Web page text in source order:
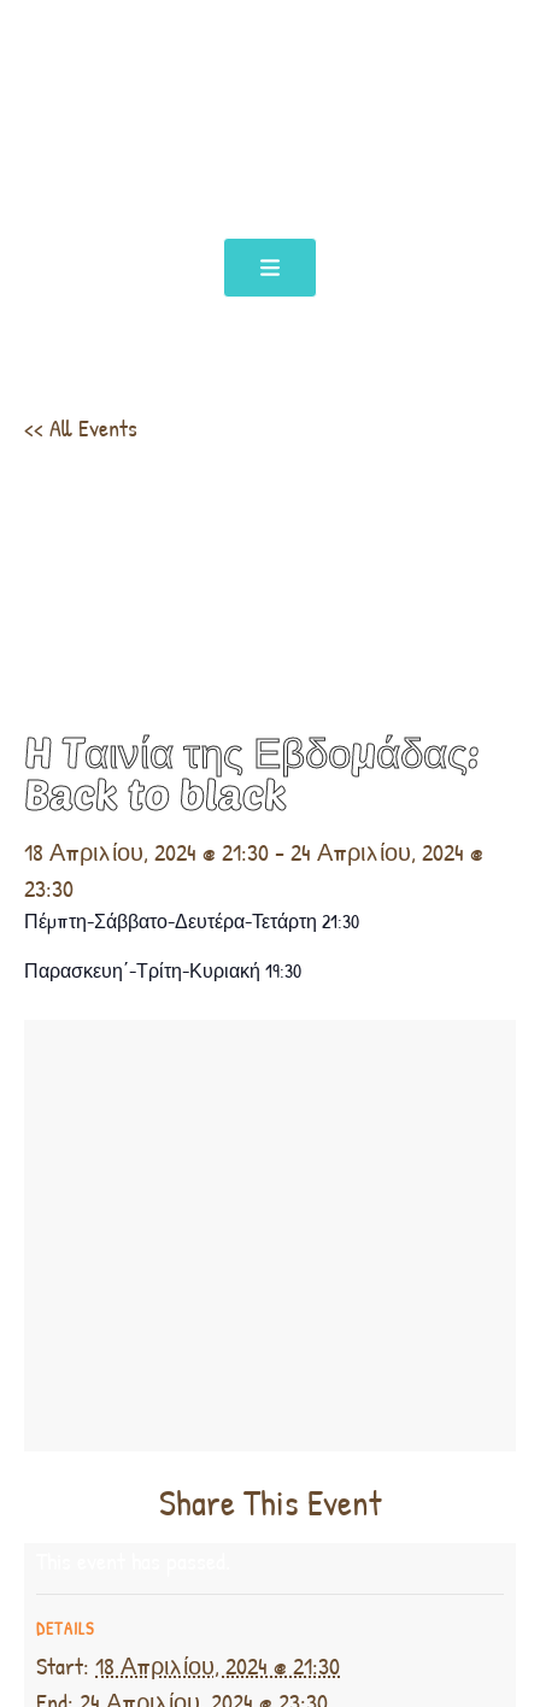
<< All Events
H Tαινία της Εβδομάδας:
Back to black
18 Απριλίου, 2024 @ 21:30-24 Απριλίου, 2024 @
23:30
Πέμπτη-Σάββατο-Δευτέρα-Τετάρτη 21:30
Παρασκευη΄-Τρίτη-Κυριακή 19:30
Share This Event
DETAILS
Start: 18 Απριλίου, 2024 @ 21:30